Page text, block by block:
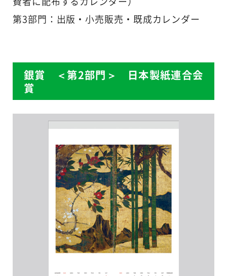
第3部門：出版・小売販売・既成カレンダー
銀賞 ＜第2部門＞ 日本製紙連合会
賞